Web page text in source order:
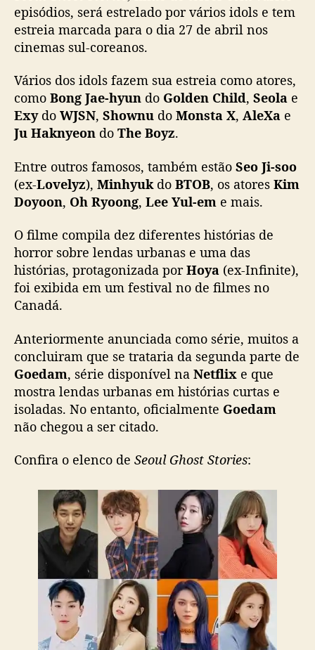
s
u
l
G
s
t
r
i
e
s
e
a
a
o
s
n
m
c
o
e
a
o
s
episódios, será estrelado por vários idols e tem
estreia marcada para o dia 27 de abril nos
cinemas sul-coreanos.
Vários dos idols fazem sua estreia como atores,
como Bong Jae-hyun do Golden Child, Seola e
Exy do WJSN, Shownu do Monsta X, AleXa e
Ju Haknyeon do The Boyz.
Entre outros famosos, também estão Seo Ji-soo
(ex-Lovelyz), Minhyukdo BTOB, os atores Kim
Doyoon, Oh Ryoong, Lee Yul-em e mais.
O filme compila dez diferentes histórias de
horror sobre lendas urbanas e uma das
histórias, protagonizada porHoya (ex-Infinite),
foi exibida em um festival no de filmes no
Canadá.
Anteriormente anunciada como série, muitos a
concluiram que se trataria da segunda parte de
Goedam, série disponível na Netflix e que
mostra lendas urbanas em histórias curtas e
isoladas. No entanto, oficialmente Goedam
não chegou a ser citado.
Confira o elenco de Seoul Ghost Stories: